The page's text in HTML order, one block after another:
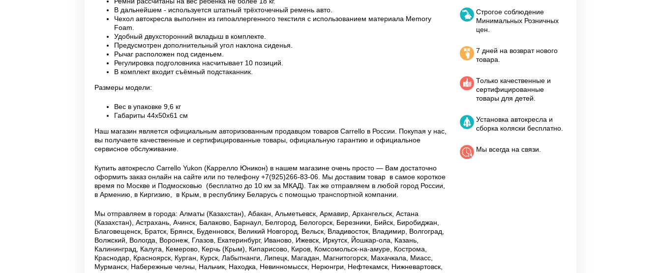
В дальнейшем - используется штатный трёхточечный ремень авто.
Чехол автокресла выполнен из гипоаллергенного текстиля с использованием материала Memory
Foam.
Удобный двухсторонний вкладыш в комплекте.
Предусмотрен дополнительный угол наклона сиденья.
Рычаг расположен под сиденьем.
Регулировка подголовника насчитывает 10 позиций.
В комплект входит съёмный подстаканник.
Размеры модели:
Вес в упаковке 9,6 кг
Габариты 44х50х61 см
Наш магазин является официальным авторизованным продавцом товаров Carrello в России.
Покупая у нас,
вы получаете качественные и сертифицированные товары, официальную гарантию и официальное
сервисное обслуживание.
Купить автокресло Carrello Yukon (Каррелло Юникон) в нашем магазине очень просто — Вам достаточно
оформить заказ онлайн на сайте или по телефону +7(925)266-83-06. Мы доставим товар в самое короткое
время по Москве и Подмосковью (бесплатно до 10 км за МКАД). Так же отправляем в любой город России,
в Армению, в Киргизию, в Крым, в республику Беларусь с помощью транспортной компании.
Мы отправляем в города: Алматы (Казахстан), Абакан, Альметьевск, Армавир, Архангельск, Астана
(Казахстан), Астрахань, Ачинск, Балаково, Барнаул, Белгород, Белогорск, Березники, Бийск, Биробиджан,
Благовещенск, Братск, Брянск, Буденновск, Великий Новгород, Вельск, Владивосток, Владимир, Волгоград,
Волжский, Вологда, Воронеж, Глазов, Екатеринбург, Иваново, Ижевск, Иркутск, Йошкар-ола, Казань,
Калининград, Калуга, Кемерово, Керчь (Крым), Кипарисово, Киров, Комсомольск-на-амуре, Кострома,
Краснодар, Красноярск, Курган, Курск, Лабытнанги, Липецк, Магадан, Магнитогорск, Махачкала, Миасс,
Мурманск, Набережные челны, Нальчик, Находка, Невинномысск, Нерюнгри, Нефтекамск, Нижневартовск,
Строгое соблюдение
Минимальных Розничных
цен.
7 дней на возврат нового
товара.
Только качественные и
сертифицированные
товары для детей.
Установка автокресла и
сборка коляски бесплатно.
Мы всегда на связи.